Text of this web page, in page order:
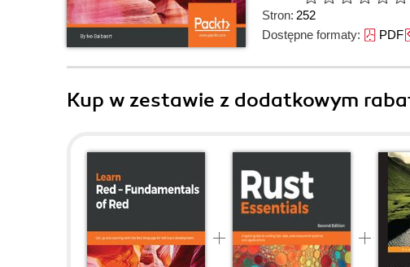
Stron: 252
Dostępne formaty: PDF
Kup w zestawie z dodatkowym